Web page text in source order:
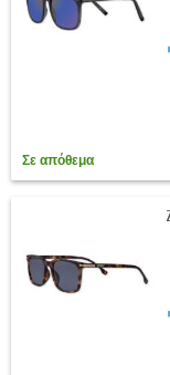
Σε απόθεμα